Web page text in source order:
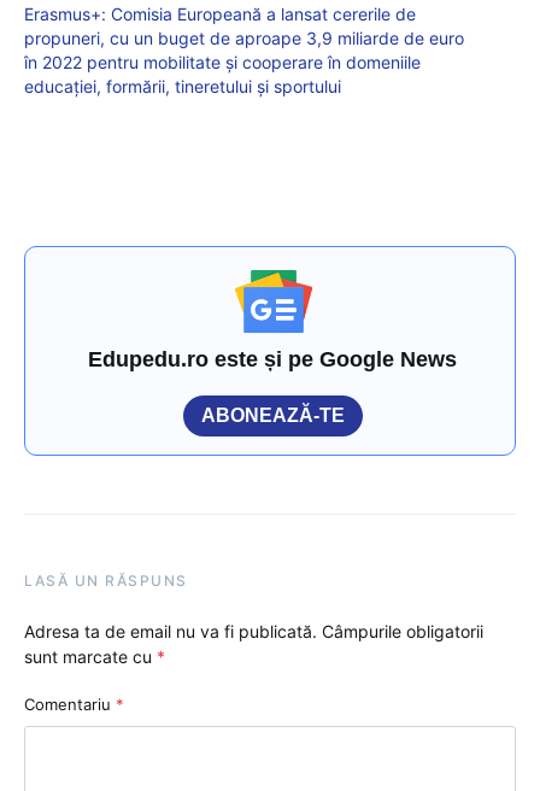
Erasmus+: Comisia Europeană a lansat cererile de
propuneri, cu un buget de aproape 3,9 miliarde de euro
în 2022 pentru mobilitate și cooperare în domeniile
educației, formării, tineretului și sportului
Edupedu.ro este și pe Google News
ABONEAZĂ-TE
LASĂ UN RĂSPUNS
Adresa ta de email nu va fi publicată. Câmpurile obligatorii
sunt marcate cu *
Comentariu *